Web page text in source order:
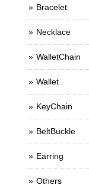
Bracelet
Necklace
WalletChain
Wallet
KeyChain
BeltBuckle
Earring
Others